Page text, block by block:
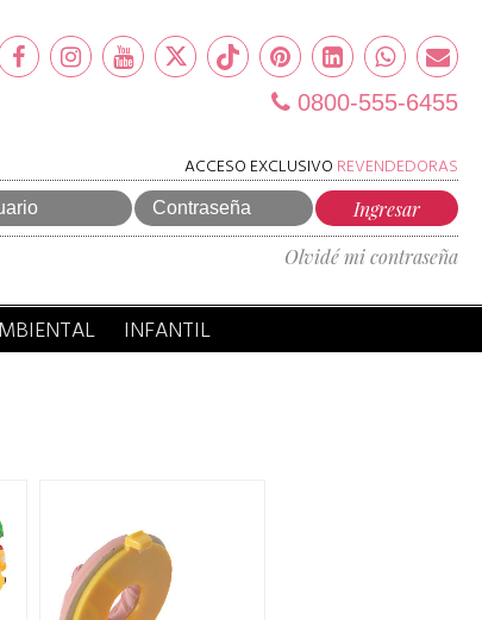
0800-555-6455
ACCESO EXCLUSIVO REVENDEDORAS
Olvidé mi contraseña
INFANTIL